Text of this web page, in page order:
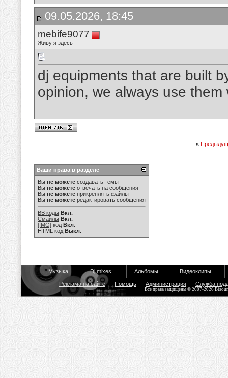
09.05.2026, 18:45
mebife9077
Живу я здесь
dj equipments that are built
opinion, we always use
«
Ваши права в разделе
Вы не можете создавать темы
Вы не можете отвечать на сообщения
Вы не можете прикреплять файлы
Вы не можете редактировать сообщения
BB коды Вкл.
Смайлы Вкл.
[IMG] код Вкл.
HTML код Выкл.
Музыка Dj mixes Альбомы Видеоклипы
Реклама на сайте Помощь Администрация Служба
Все права защищены © 2007-2026